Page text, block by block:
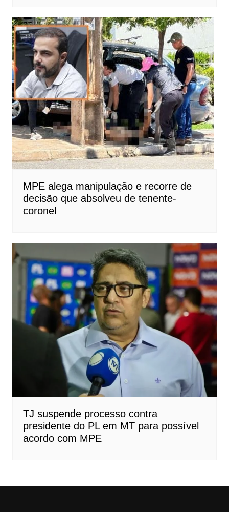
MPE alega manipulação e recorre de
decisão que absolveu de tenente-
coronel
TJ suspende processo contra
presidente do PL em MT para possível
acordo com MPE